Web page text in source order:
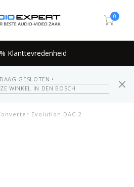
0
Klanttevredenheid
GESLOTEN •
WINKEL IN DEN BOSCH
Evolution DAC-2